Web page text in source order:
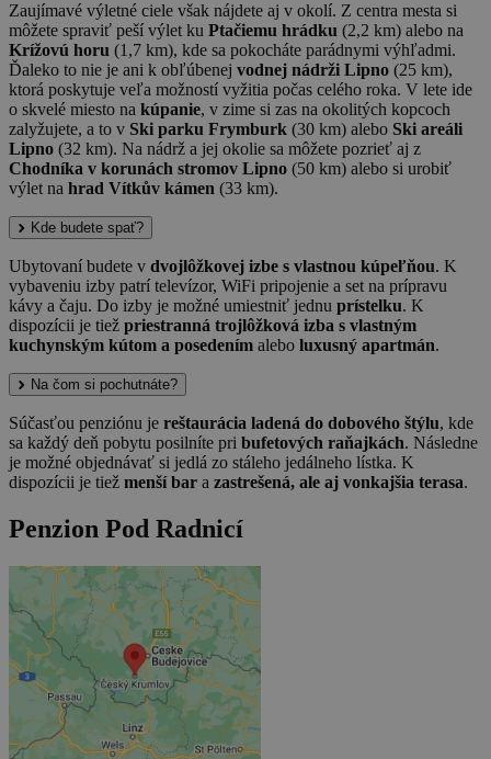
Zaujímavé výletné ciele však nájdete aj v okolí. Z centra mesta si
môžete spraviť peší výlet ku Ptačiemu hrádku (2,2 km) alebo na
Krížovú horu (1,7 km), kde sa pokocháte parádnymi výhľadmi.
Ďaleko to nie je ani k obľúbenej vodnej nádrži Lipno (25 km),
ktorá poskytuje veľa možností vyžitia počas celého roka. V lete ide
o skvelé miesto na kúpanie, v zime si zas na okolitých kopcoch
zalyžujete, a to v Ski parku Frymburk (30 km) alebo Ski areáli
Lipno (32 km). Na nádrž a jej okolie sa môžete pozrieť aj z
Chodníka v korunách stromov Lipno (50 km) alebo si urobiť
výlet na hrad Vítkův kámen (33 km).
Kde budete spať?
Ubytovaní budete v dvojlôžkovej izbe s vlastnou kúpeľňou. K
vybaveniu izby patrí televízor, WiFi pripojenie a set na prípravu
kávy a čaju. Do izby je možné umiestniť jednu prístelku. K
dispozícii je tiež priestranná trojlôžková izba s vlastným
kuchynským kútom a posedením alebo luxusný apartmán.
Na čom si pochutnáte?
Súčasťou penziónu je reštaurácia ladená do dobového štýlu, kde
sa každý deň pobytu posilníte pri bufetových raňajkách. Následne
je možné objednávať si jedlá zo stáleho jedálneho lístka. K
dispozícii je tiež menší bar a zastrešená, ale aj vonkajšia terasa.
Penzion Pod Radnicí